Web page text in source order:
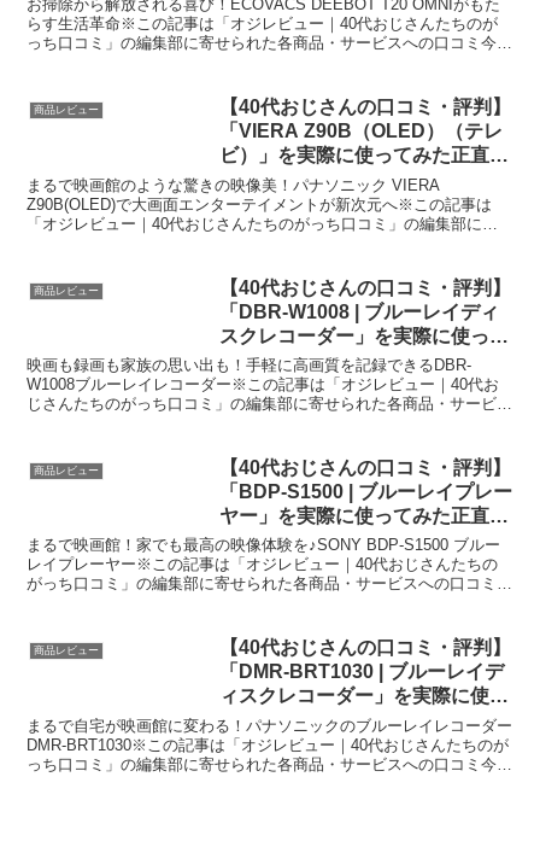
お掃除から解放される喜び！ECOVACS DEEBOT T20 OMNIがもた
らす生活革命※この記事は「オジレビュー｜40代おじさんたちのが
っち口コミ」の編集部に寄せられた各商品・サービスへの口コミ今
商品レビュー
【40代おじさんの口コミ・評判】
「VIERA Z90B（OLED）（テレ
ビ）」を実際に使ってみた正直感
想
まるで映画館のような驚きの映像美！パナソニック VIERA
Z90B(OLED)で大画面エンターテイメントが新次元へ※この記事は
「オジレビュー｜40代おじさんたちのがっち口コミ」の編集部に寄
商品レビュー
【40代おじさんの口コミ・評判】
「DBR-W1008 | ブルーレイディ
スクレコーダー」を実際に使って
みた正直感想
映画も録画も家族の思い出も！手軽に高画質を記録できるDBR-
W1008ブルーレイレコーダー※この記事は「オジレビュー｜40代お
じさんたちのがっち口コミ」の編集部に寄せられた各商品・サービス
商品レビュー
【40代おじさんの口コミ・評判】
「BDP-S1500 | ブルーレイプレー
ヤー」を実際に使ってみた正直感
想
まるで映画館！家でも最高の映像体験を♪SONY BDP-S1500 ブルー
レイプレーヤー※この記事は「オジレビュー｜40代おじさんたちの
がっち口コミ」の編集部に寄せられた各商品・サービスへの口コミ今
商品レビュー
【40代おじさんの口コミ・評判】
「DMR-BRT1030 | ブルーレイデ
ィスクレコーダー」を実際に使っ
てみた正直感想
まるで自宅が映画館に変わる！パナソニックのブルーレイレコーダー
DMR-BRT1030※この記事は「オジレビュー｜40代おじさんたちのが
っち口コミ」の編集部に寄せられた各商品・サービスへの口コミ今